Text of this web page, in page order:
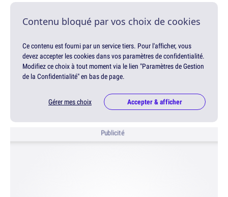
Contenu bloqué par vos choix de cookies
Ce contenu est fourni par un service tiers. Pour l'afficher, vous
devez accepter les cookies dans vos paramètres de confidentialité.
Modifiez ce choix à tout moment via le lien "Paramètres de Gestion
de la Confidentialité" en bas de page.
Gérer mes choix Accepter & afficher
Publicité